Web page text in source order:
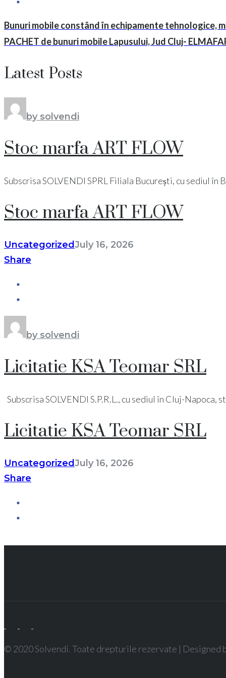
Bunuri mobile constând în echipamente tehnologice,
PACHET de bunuri mobile Lapusului, Jud Cluj-
Latest Posts
by solvendi
Stoc marfa ART FLOW
Subscrisa SOLVENDI SPRL Filiala București, cu sediul în
Stoc marfa ART FLOW
UncategorizedJuly 16, 2026
Share
by solvendi
Licitatie KSA Teomar SRL
Subscrisa SOLVENDI S.P.R.L., cu sediul în Cluj-Napoca,
Licitatie KSA Teomar SRL
UncategorizedJuly 16, 2026
Share
© 2020 Solvendi. Toate drepturile rezervate | Designed